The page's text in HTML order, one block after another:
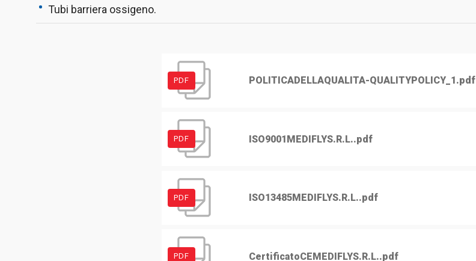
Tubi barriera ossigeno.
PDF POLITICADELLAQUALITA-QUALITYPOLICY_1.pdf
PDF ISO9001MEDIFLYS.R.L..pdf
PDF ISO13485MEDIFLYS.R.L..pdf
PDF CertificatoCEMEDIFLYS.R.L..pdf